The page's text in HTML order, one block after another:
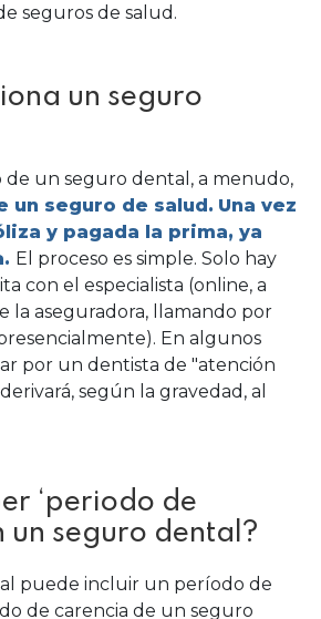
seguros de salud.
un seguro
un seguro dental, a menudo,
un seguro de salud. Una vez
y pagada la prima, ya
El proceso es simple. Solo hay
con el especialista (online, a
la aseguradora, llamando por
En algunos
por un dentista de "atención
según la gravedad, al
‘periodo de
un seguro dental?
puede incluir un período de
de carencia de un seguro